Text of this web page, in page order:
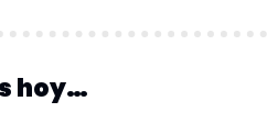
hoy…